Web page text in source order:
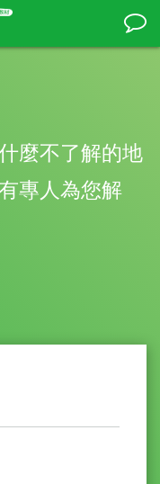
麼不了解的地
專人為您解